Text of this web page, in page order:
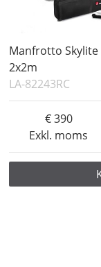
Manfrotto Skylite
2x2m
LA-82243RC
Exkl. moms
390